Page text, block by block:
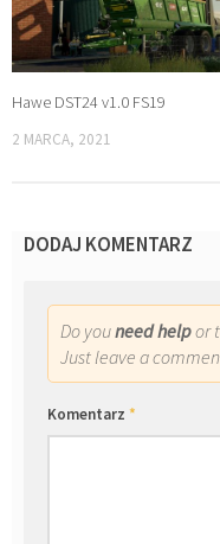
Hawe DST24 v1.0 FS19
2 MARCA, 2021
DODAJ KOMENTARZ
Do youneed helpor
Just leave a
Komentarz *